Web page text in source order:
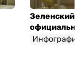
Зеленский